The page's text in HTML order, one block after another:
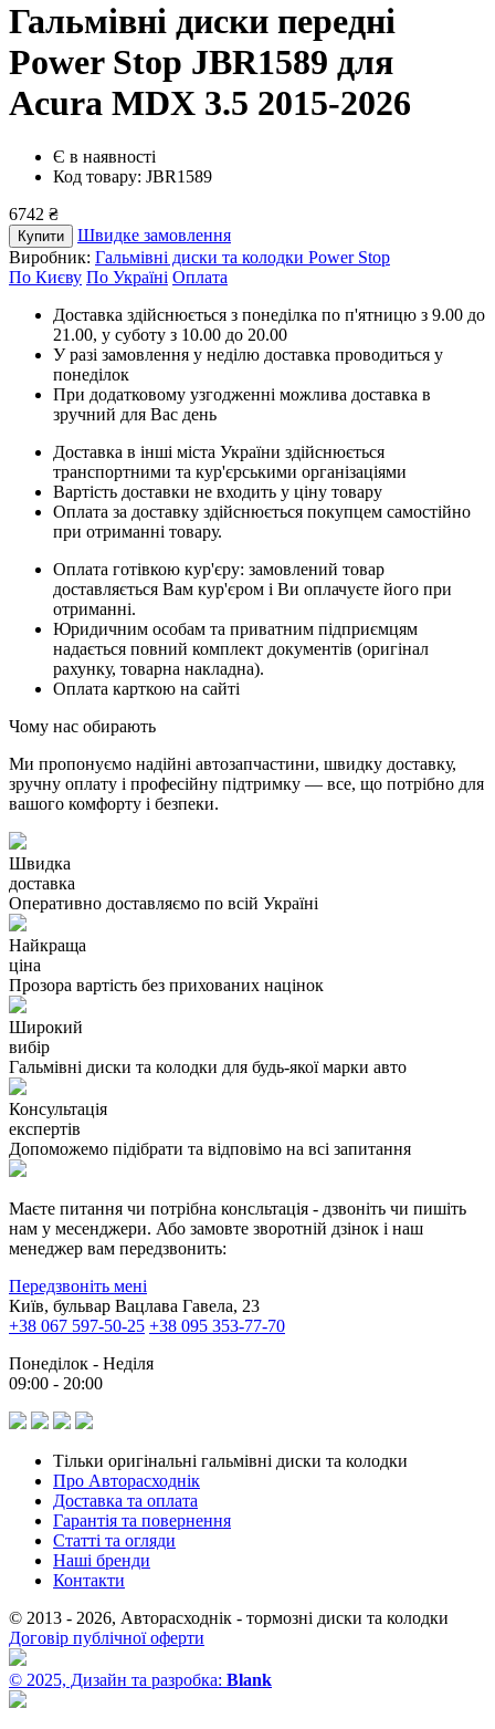
Гальмівні диски передні
Power Stop JBR1589 для
Acura MDX 3.5 2015-2026
Є в наявності
Код товару: JBR1589
6742 ₴
Купити
Швидке замовлення
Виробник: Гальмівні диски та колодки Power Stop
По Києву По Україні Оплата
Доставка здійснюється з понеділка по п'ятницю з 9.00 до
21.00, у суботу з 10.00 до 20.00
У разі замовлення у неділю доставка проводиться у
понеділок
При додатковому узгодженні можлива доставка в
зручний для Вас день
Доставка в інші міста України здійснюється
транспортними та кур'єрськими організаціями
Вартість доставки не входить у ціну товару
Оплата за доставку здійснюється покупцем самостійно
при отриманні товару.
Оплата готівкою кур'єру: замовлений товар
доставляється Вам кур'єром і Ви оплачуєте його при
отриманні.
Юридичним особам та приватним підприємцям
надається повний комплект документів (оригінал
рахунку, товарна накладна).
Оплата карткою на сайті
Чому нас обирають
Ми пропонуємо надійні автозапчастини, швидку доставку,
зручну оплату і професійну підтримку — все, що потрібно для
вашого комфорту і безпеки.
Швидка
доставка
Оперативно доставляємо по всій Україні
Найкраща
ціна
Прозора вартість без прихованих націнок
Широкий
вибір
Гальмівні диски та колодки для будь-якої марки авто
Консультація
експертів
Допоможемо підібрати та відповімо на всі запитання
Маєте питання чи потрібна консльтація - дзвоніть чи пишіть
нам у месенджери. Або замовте зворотній дзінок і наш
менеджер вам передзвонить:
Передзвоніть мені
Київ, бульвар Вацлава Гавела, 23
+38 067 597-50-25 +38 095 353-77-70
Понеділок - Неділя
09:00 - 20:00
Тільки оригінальні гальмівні диски та колодки
Про Авторасходнік
Доставка та оплата
Гарантія та повернення
Статті та огляди
Наші бренди
Контакти
© 2013 - 2026, Авторасходнік - тормозні диски та колодки
Договір публічної оферти
© 2025, Дизайн та разробка: Blank